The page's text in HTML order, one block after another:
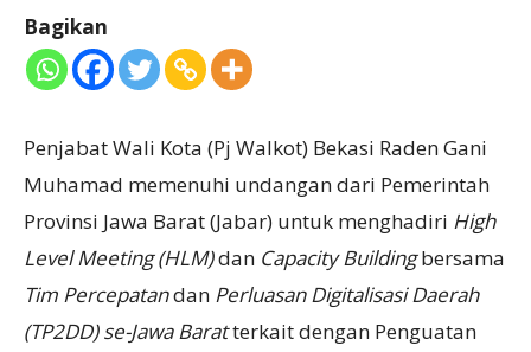
Bagikan
Penjabat Wali Kota (Pj Walkot) Bekasi Raden Gani
Muhamad memenuhi undangan dari Pemerintah
Provinsi Jawa Barat (Jabar) untuk menghadiri High
Level Meeting (HLM)dan Capacity Buildingbersama
Tim Percepatandan Perluasan Digitalisasi Daerah
(TP2DD) se-Jawa Baratterkait dengan Penguatan